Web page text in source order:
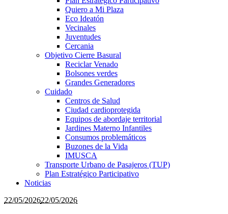
Quiero a Mi Plaza
Eco Ideatón
Vecinales
Juventudes
Cercania
Objetivo Cierre Basural
Reciclar Venado
Bolsones verdes
Grandes Generadores
Cuidado
Centros de Salud
Ciudad cardioprotegida
Equipos de abordaje territorial
Jardines Materno Infantiles
Consumos problemáticos
Buzones de la Vida
IMUSCA
Transporte Urbano de Pasajeros (TUP)
Plan Estratégico Participativo
Noticias
22/05/202622/05/2026